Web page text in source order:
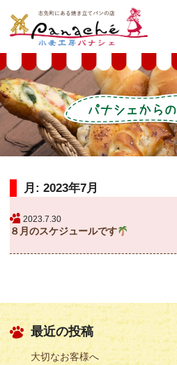
月: 2023年7月
2023.7.30
８月のスケジュールです
最近の投稿
大切なお客様へ